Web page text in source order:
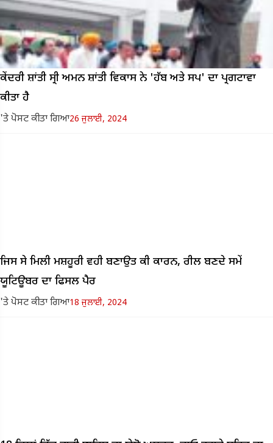
ਕੇਂਦਰੀ ਸ਼ਾਂਤੀ ਸ੍ਰੀ ਅਮਨ ਸ਼ਾਂਤੀ ਵਿਕਾਸ ਨੇ 'ਹੱਬ ਅਤੇ ਸਪ' ਦਾ ਪ੍ਰਗਟਾਵਾ
ਕੀਤਾ ਹੈ
'ਤੇ ਪੋਸਟ ਕੀਤਾ ਗਿਆ26 ਜੁਲਾਈ, 2024
ਜਿਸ ਸੇ ਮਿਲੀ ਮਸ਼ਹੂਰੀ ਵਹੀ ਬਣਾਉਤ ਕੀ ਕਾਰਨ, ਰੀਲ ਬਣਦੇ ਸਮੇਂ
ਯੂਟਿਊਬਰ ਦਾ ਫਿਸਲ ਪੈਰ
'ਤੇ ਪੋਸਟ ਕੀਤਾ ਗਿਆ18 ਜੁਲਾਈ, 2024